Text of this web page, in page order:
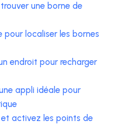
une borne de
pour localiser les bornes
endroit pour recharger
appli idéale pour
et activez les points de